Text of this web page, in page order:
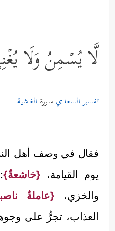
لَّا یُسۡمِنُ وَلَا
تفسير السعدي سورة الغاشية
فقال في وصف أهل
يوم القيامة، {خاشعةٌ}
والخزي، {عاملةٌ
العذاب، تجرُّ على